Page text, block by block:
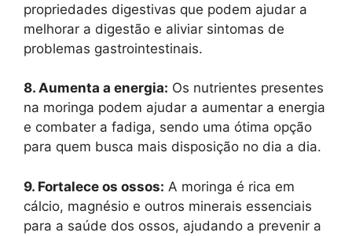
propriedades digestivas que podem ajudar a
melhorar a digestão e aliviar sintomas de
problemas gastrointestinais.
8. Aumenta a energia: Os nutrientes presentes
na moringa podem ajudar a aumentar a energia
e combater a fadiga, sendo uma ótima opção
para quem busca mais disposição no dia a dia.
9. Fortalece os ossos: A moringa é rica em
cálcio, magnésio e outros minerais essenciais
para a saúde dos ossos, ajudando a prevenir a